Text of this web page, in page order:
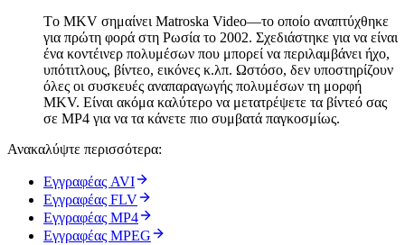
Tο MKV σημαίνει Matroska Video—το οποίο αναπτύχθηκε
για πρώτη φορά στη Ρωσία το 2002. Σχεδιάστηκε για να είναι
ένα κοντέινερ πολυμέσων που μπορεί να περιλαμβάνει ήχο,
υπότιτλους, βίντεο, εικόνες κ.λπ. Ωστόσο, δεν υποστηρίζουν
όλες οι συσκευές αναπαραγωγής πολυμέσων τη μορφή
MKV. Είναι ακόμα καλύτερο να μετατρέψετε τα βίντεό σας
σε MP4 για να τα κάνετε πιο συμβατά παγκοσμίως.
Ανακαλύψτε περισσότερα:
Εγγραφέας AVI
Εγγραφέας FLV
Εγγραφέας MP4
Εγγραφέας MPEG